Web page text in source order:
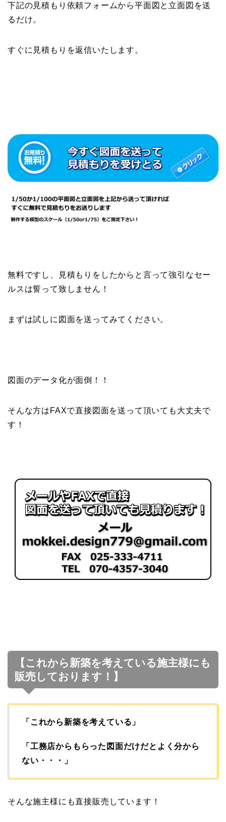
下記の見積もり依頼フォームから平面図と立面図を送
るだけ。
すぐに見積もりを返信いたします。
無料ですし、見積もりをしたからと言って強引なセー
ルスは誓って致しません！
まずは試しに図面を送ってみてください。
図面のデータ化が面倒！！
そんな方はFAXで直接図面を送って頂いても大丈夫で
す！
【これから新築を考えている施主様にも
販売しております！】
「これから新築を考えている」
「工務店からもらった図面だけだとよく分から
ない・・・」
そんな施主様にも直接販売しています！